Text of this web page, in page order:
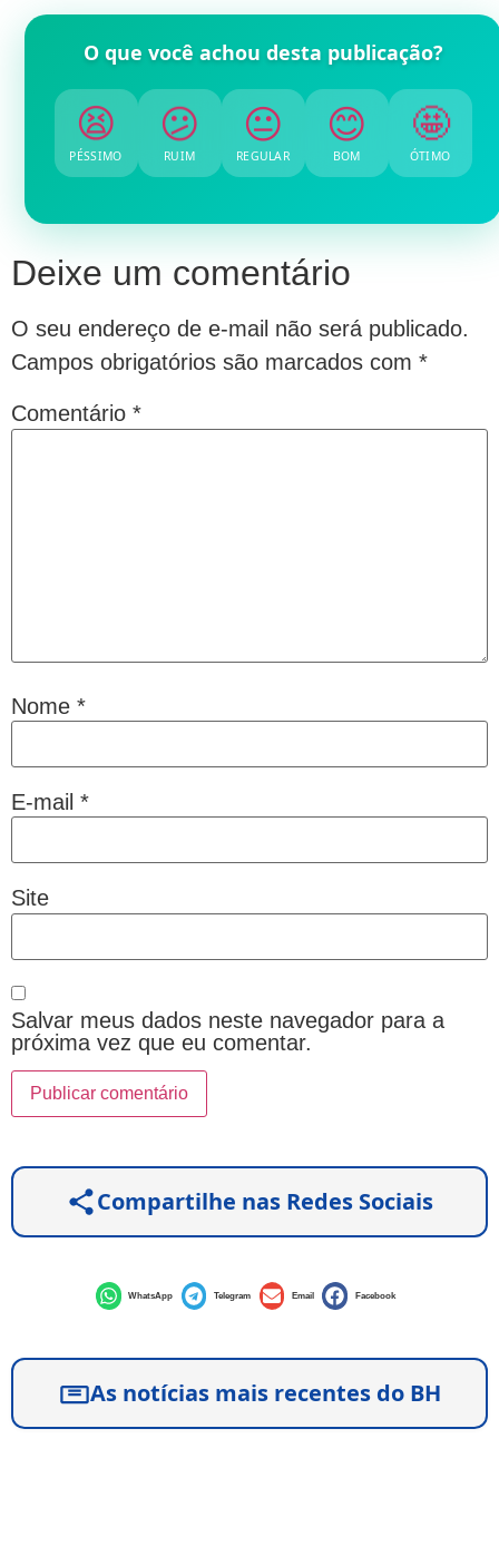
O que você achou desta publicação?
😫
PÉSSIMO
😕
RUIM
😐
REGULAR
😊
BOM
🤩
ÓTIMO
Deixe um comentário
O seu endereço de e-mail não será publicado.
Campos obrigatórios são marcados com *
Comentário *
Nome *
E-mail *
Site
Salvar meus dados neste navegador para a
próxima vez que eu comentar.
Compartilhe nas Redes Sociais
WhatsApp Telegram Email Facebook
As notícias mais recentes do BH